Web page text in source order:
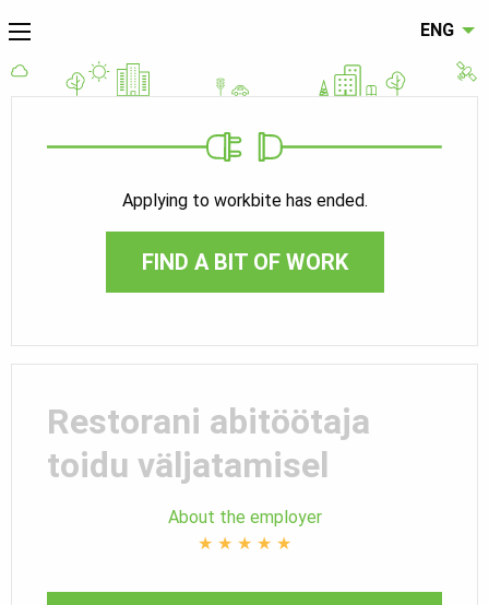
ENG
Applying to workbite has ended.
FIND A BIT OF WORK
Restorani abitöötaja
toidu väljatamisel
About the employer
★ ★ ★ ★ ★